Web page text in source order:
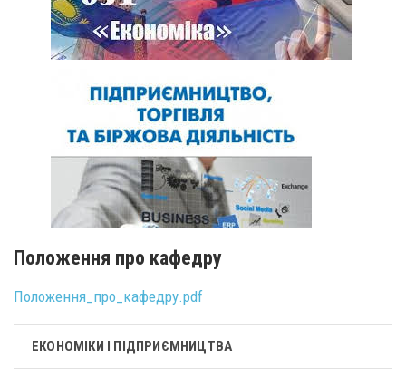
Положення про кафедру
Положення_про_кафедру.pdf
ЕКОНОМІКИ І ПІДПРИЄМНИЦТВА